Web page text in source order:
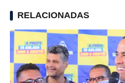
RELACIONADAS